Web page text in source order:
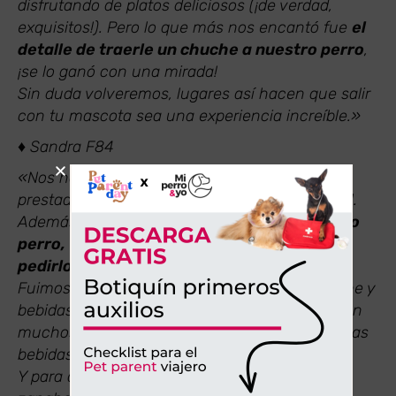
disfrutando de platos deliciosos (¡de verdad,
exquisitos!). Pero lo que más nos encantó fue el
detalle de traerle un chuche a nuestro perro,
¡se lo ganó con una mirada!
Sin duda volveremos, lugares así hacen que salir
con tu mascota sea una experiencia increíble.»
♦ Sandra F84
«Nos ha encantado TODO desde el servicio
prestado, hasta lo que consumimos en el local.
Además,
íbamos con nuestro bebé y nuestro
perro, los cualesson «pet friendly» y sin
pedirlo, le pusieron un bebedero.
Fuimos a tomar café, ofrecen variedad en leche y
bebidas (que no se encuentran actualmente en
muchos sitios y es de agradecer, me refiero a las
bebidas como avena, soja, almendras …)
Y para acompañar el café, pedimos tarta de